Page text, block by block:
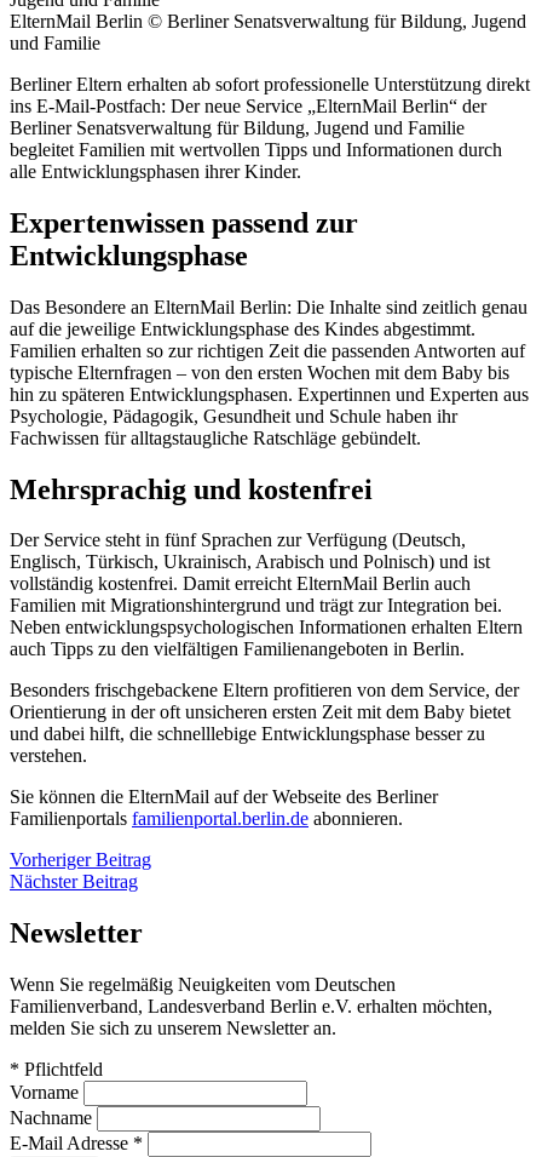
ElternMail Berlin © Berliner Senatsverwaltung für Bildung, Jugend
und Familie
Berliner Eltern erhalten ab sofort professionelle Unterstützung direkt
ins E-Mail-Postfach: Der neue Service „ElternMail Berlin“ der
Berliner Senatsverwaltung für Bildung, Jugend und Familie
begleitet Familien mit wertvollen Tipps und Informationen durch
alle Entwicklungsphasen ihrer Kinder.
Expertenwissen passend zur
Entwicklungsphase
Das Besondere an ElternMail Berlin: Die Inhalte sind zeitlich genau
auf die jeweilige Entwicklungsphase des Kindes abgestimmt.
Familien erhalten so zur richtigen Zeit die passenden Antworten auf
typische Elternfragen – von den ersten Wochen mit dem Baby bis
hin zu späteren Entwicklungsphasen. Expertinnen und Experten aus
Psychologie, Pädagogik, Gesundheit und Schule haben ihr
Fachwissen für alltagstaugliche Ratschläge gebündelt.
Mehrsprachig und kostenfrei
Der Service steht in fünf Sprachen zur Verfügung (Deutsch,
Englisch, Türkisch, Ukrainisch, Arabisch und Polnisch) und ist
vollständig kostenfrei. Damit erreicht ElternMail Berlin auch
Familien mit Migrationshintergrund und trägt zur Integration bei.
Neben entwicklungspsychologischen Informationen erhalten Eltern
auch Tipps zu den vielfältigen Familienangeboten in Berlin.
Besonders frischgebackene Eltern profitieren von dem Service, der
Orientierung in der oft unsicheren ersten Zeit mit dem Baby bietet
und dabei hilft, die schnelllebige Entwicklungsphase besser zu
verstehen.
Sie können die ElternMail auf der Webseite des Berliner
Familienportals familienportal.berlin.de abonnieren.
Beitragsnavigation
Vorheriger BeitragVorheriger
Nächster BeitragNächster
Newsletter
Wenn Sie regelmäßig Neuigkeiten vom Deutschen
Familienverband, Landesverband Berlin e.V. erhalten möchten,
melden Sie sich zu unserem Newsletter an.
* Pflichtfeld
Vorname
Nachname
E-Mail Adresse *